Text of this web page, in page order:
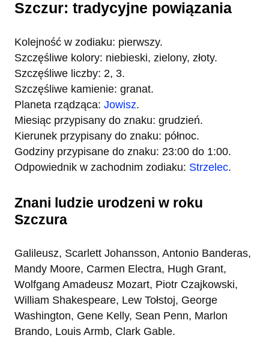
Szczur: tradycyjne powiązania
Kolejność w zodiaku: pierwszy.
Szczęśliwe kolory: niebieski, zielony, złoty.
Szczęśliwe liczby: 2, 3.
Szczęśliwe kamienie: granat.
Planeta rządząca: Jowisz.
Miesiąc przypisany do znaku: grudzień.
Kierunek przypisany do znaku: północ.
Godziny przypisane do znaku: 23:00 do 1:00.
Odpowiednik w zachodnim zodiaku: Strzelec.
Znani ludzie urodzeni w roku
Szczura
Galileusz, Scarlett Johansson, Antonio Banderas,
Mandy Moore, Carmen Electra, Hugh Grant,
Wolfgang Amadeusz Mozart, Piotr Czajkowski,
William Shakespeare, Lew Tołstoj, George
Washington, Gene Kelly, Sean Penn, Marlon
Brando, Louis Armb, Clark Gable.